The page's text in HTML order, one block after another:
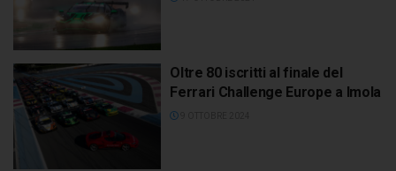
Oltre 80 iscritti al finale del
Ferrari Challenge Europe a Imola